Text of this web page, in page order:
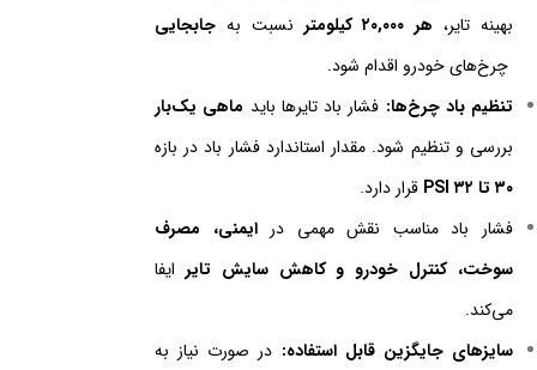
بهینه تایر، هر ۲۰,۰۰۰ کیلومتر نسبت به جابجایی
چرخ‌های خودرو اقدام شود.
تنظیم باد چرخ‌ها: فشار باد تایرها باید ماهی یک‌بار
بررسی و تنظیم شود. مقدار استاندارد فشار باد در بازه
۳۰ تا ۳۲ PSI
قرار دارد.
فشار باد مناسب نقش مهمی درایمنی، مصرف
سوخت، کنترل خودرو و کاهش سایش تایر ایفا
می‌کند.
سایزهای جایگزین قابل استفاده: در صورت نیاز به